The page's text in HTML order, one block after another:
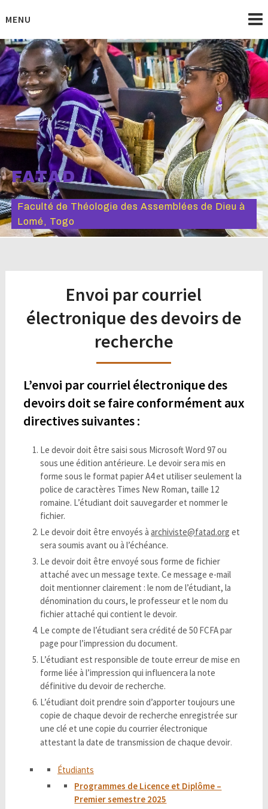
toMENU
FATAD
Faculté de Théologie des Assemblées de Dieu à
Lomé, Togo
Envoi par courriel
électronique des devoirs de
recherche
L’envoi par courriel électronique des
devoirs doit se faire conformément aux
directives suivantes :
Le devoir doit être saisi sous Microsoft Word 97 ou
sous une édition antérieure. Le devoir sera mis en
forme sous le format papier A4 et utiliser seulement la
police de caractères Times New Roman, taille 12
romaine. L’étudiant doit sauvegarder et nommer le
fichier.
Le devoir doit être envoyés àarchiviste@fatad.org et
sera soumis avant ou à l’échéance.
Le devoir doit être envoyé sous forme de fichier
attaché avec un message texte. Ce message e-mail
doit mentionner clairement : le nom de l’étudiant, la
dénomination du cours, le professeur et le nom du
fichier attaché qui contient le devoir.
Le compte de l’étudiant sera crédité de 50 FCFA par
page pour l’impression du document.
L’étudiant est responsible de toute erreur de mise en
forme liée à l’impression qui influencera la note
définitive du devoir de recherche.
L’étudiant doit prendre soin d’apporter toujours une
copie de chaque devoir de recherche enregistrée sur
une clé et une copie du courrier électronique
attestant la date de transmission de chaque devoir.
Étudiants
Programmes de Licence et Diplôme –
Premier semestre 2025